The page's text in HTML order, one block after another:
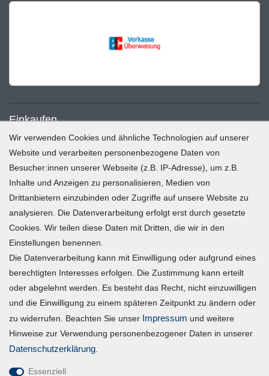
Einkaufen
Zahlung und Versand
Widerrufsrecht
Warenkorb
Zur Kasse
Mein Konto
Registrieren
Login
Vertrag widerrufen
Unternehmen
Wir verwenden Cookies und ähnliche Technologien auf unserer
Website und verarbeiten personenbezogene Daten von
Besucher:innen unserer Webseite (z.B. IP-Adresse), um z.B.
Inhalte und Anzeigen zu personalisieren, Medien von
Drittanbietern einzubinden oder Zugriffe auf unsere Website zu
analysieren. Die Datenverarbeitung erfolgt erst durch gesetzte
Cookies. Wir teilen diese Daten mit Dritten, die wir in den
Einstellungen benennen.
Die Datenverarbeitung kann mit Einwilligung oder aufgrund eines
berechtigten Interesses erfolgen. Die Zustimmung kann erteilt
oder abgelehnt werden. Es besteht das Recht, nicht einzuwilligen
und die Einwilligung zu einem späteren Zeitpunkt zu ändern oder
zu widerrufen. Beachten Sie unser Impressum und weitere
Hinweise zur Verwendung personenbezogener Daten in unserer
Daten­schutz­erklärung
Essenziell